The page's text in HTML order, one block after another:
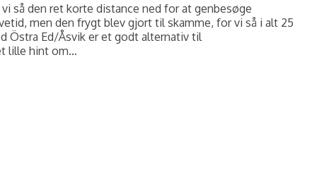
så den ret korte distance ned for at genbesøge
men den frygt blev gjort til skamme, for vi så i alt 25
Östra Ed/Åsvik er et godt alternativ til
lille hint om…